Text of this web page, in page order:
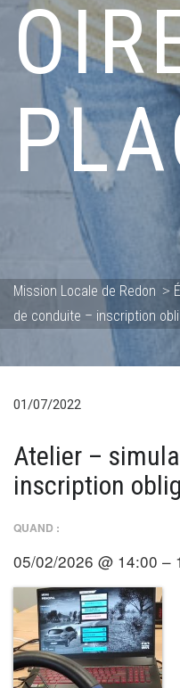
Mission Locale de Redon >
de conduite – inscription
01/07/2022
Atelier –
inscription
QUAND :
05/02/2026 @ 14:00 –